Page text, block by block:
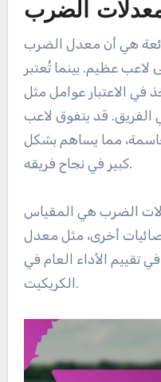
الضرب
هي أن معدل الضرب
لاعب عظيم. بينما تُعتبر
في الاعتبار عوامل مثل
الفريق. قد يتفوق لاعب
مما يساهم بشكل
كبير في نجاح فريقه.
الضرب هي المقياس
أخرى، مثل معدل
تقييم الأداء العام في
الكريكيت.